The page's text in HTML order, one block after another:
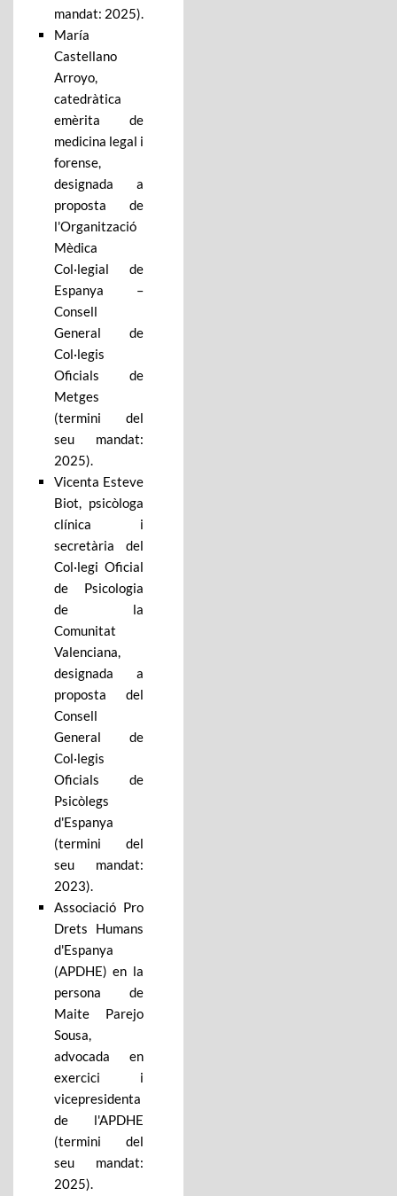
mandat: 2025).
María
Castellano
Arroyo,
catedràtica
emèrita de
medicina legal i
forense,
designada a
proposta de
l'Organització
Mèdica
Col·legial de
Espanya –
Consell
General de
Col·legis
Oficials de
Metges
(termini del
seu mandat:
2025).
Vicenta Esteve
Biot, psicòloga
clínica i
secretària del
Col·legi Oficial
de Psicologia
de la
Comunitat
Valenciana,
designada a
proposta del
Consell
General de
Col·legis
Oficials de
Psicòlegs
d'Espanya
(termini del
seu mandat:
2023).
Associació Pro
Drets Humans
d'Espanya
(APDHE) en la
persona de
Maite Parejo
Sousa,
advocada en
exercici i
vicepresidenta
de l'APDHE
(termini del
seu mandat:
2025).